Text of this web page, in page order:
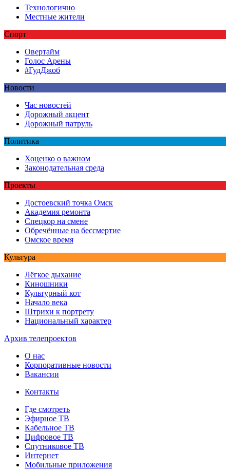
Технологично
Местные жители
Спорт
Овертайм
Голос Арены
#ГудДжоб
Новости
Час новостей
Дорожный акцент
Дорожный патруль
Политика
Хоценко о важном
Законодательная среда
Проекты
Достоевский точка Омск
Академия ремонта
Спецкор на смене
Обречённые на бессмертие
Омское время
Культура
Лёгкое дыхание
Киношники
Культурный кот
Начало века
Штрихи к портрету
Национальный характер
Архив телепроектов
О нас
Корпоративные новости
Вакансии
Контакты
Где смотреть
Эфирное ТВ
Кабельное ТВ
Цифровое ТВ
Спутниковое ТВ
Интернет
Мобильные приложения